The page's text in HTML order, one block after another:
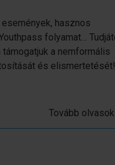
hasznos
folyamat…
támogatjuk a nemformális
és elismertetését!
Tovább olvasok